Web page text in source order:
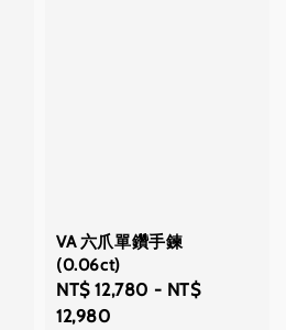
VA 六爪單鑽手鍊
(0.06ct)
Sale
price
NT$ 12,780 - NT$
12,980